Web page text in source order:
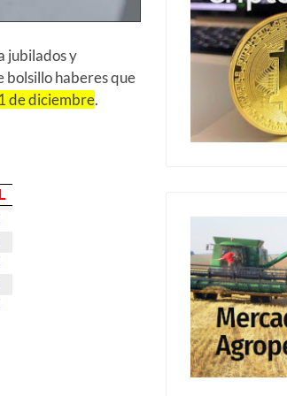
jubilados y
bolsillo haberes que
de diciembre.